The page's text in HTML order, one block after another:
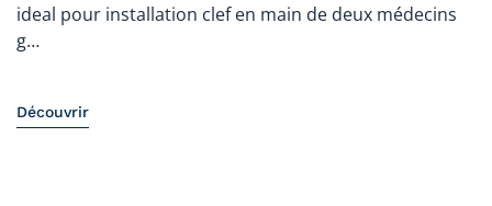
ideal pour installation clef en main de deux médecins
g…
Découvrir